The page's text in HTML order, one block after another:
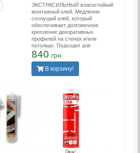
ЭКСТРАСИЛЬНЫЙ влагостойкий
монтажный клей. Медленно
сохнущий клей, который
обеспечивает долговечное
крепление декоративных
профилей на стенах и/или
потолках. Подходит для
проведения внутренних работ и
применения на пористых
поверхностях. Применяется во
влажных помещениях (ванных.
840 грн
В корзину!